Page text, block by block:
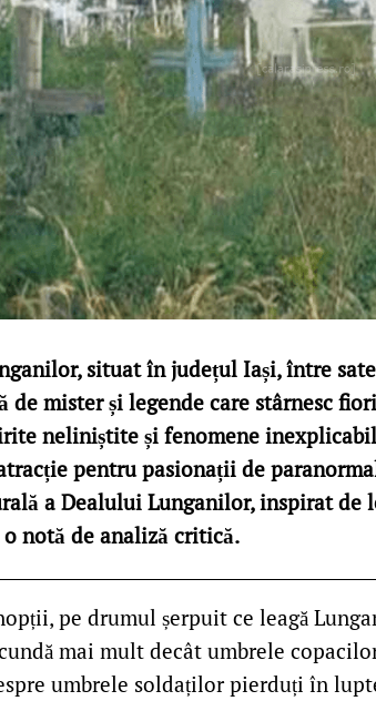
situat în județul Iași, între
de mister și legende care stârnesc
neliniștite și fenomene
pentru pasionații de
a Dealului Lunganilor, inspirat de
notă de analiză critică.
pe drumul șerpuit ce leagă
mai mult decât umbrele
umbrele soldaților pierduți în